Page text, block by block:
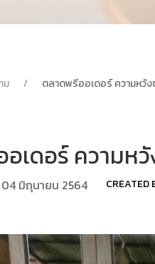
ม ตลาดพรีออเดอร์ ความหวั
เดอร์ ความห
มิถุนายน 2564 CREATED